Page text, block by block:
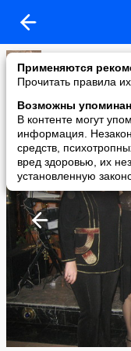
Применяются
Прочитать правила
Возможны
В контенте могут
информация.
средств,
вред здоровью, их
установленную
Марина
added a photo
28 Dec в 10:13